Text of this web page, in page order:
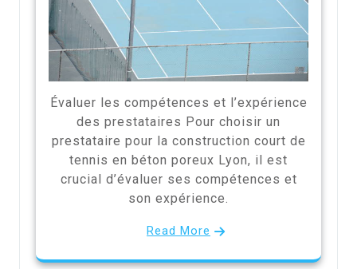
Évaluer les compétences et l’expérience
des prestataires Pour choisir un
prestataire pour la construction court de
tennis en béton poreux Lyon, il est
crucial d’évaluer ses compétences et
son expérience.
Read More